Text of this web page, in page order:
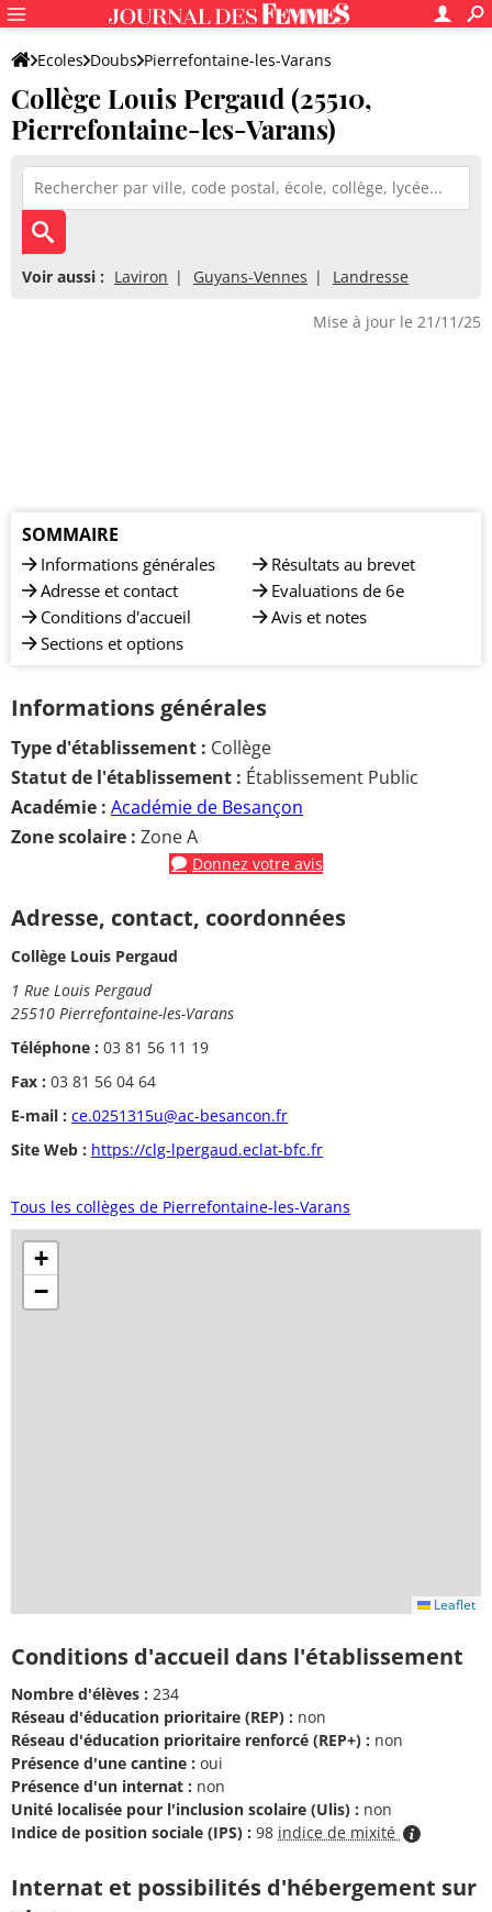
Ecoles Doubs Pierrefontaine-les-Varans
Collège Louis Pergaud
Collège Louis Pergaud (25510,
Pierrefontaine-les-Varans)
Voir aussi : Laviron Guyans-Vennes Landresse
Mise à jour le 21/11/25
SOMMAIRE
Informations générales
Adresse et contact
Conditions d'accueil
Sections et options
Résultats au brevet
Evaluations de 6e
Avis et notes
Informations générales
Type d'établissement : Collège
Statut de l'établissement : Établissement Public
Académie : Académie de Besançon
Zone scolaire : Zone A
Donnez votre avis
Adresse, contact, coordonnées
Collège Louis Pergaud
1 Rue Louis Pergaud
25510 Pierrefontaine-les-Varans
Téléphone : 03 81 56 11 19
Fax : 03 81 56 04 64
E-mail : ce.0251315u@ac-besancon.fr
Site Web : https://clg-lpergaud.eclat-bfc.fr
Tous les collèges de Pierrefontaine-les-Varans
+
−
Leaflet
Conditions d'accueil dans l'établissement
Nombre d'élèves : 234
Réseau d'éducation prioritaire (REP) : non
Réseau d'éducation prioritaire renforcé (REP+) : non
Présence d'une cantine : oui
Présence d'un internat : non
Unité localisée pour l'inclusion scolaire (Ulis) : non
Indice de position sociale (IPS) : 98 indice de mixité
Internat et possibilités d'hébergement sur